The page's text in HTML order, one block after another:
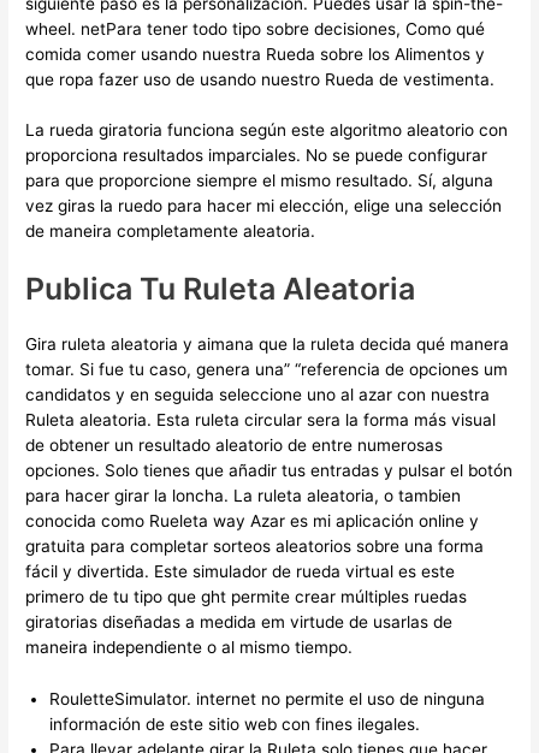
wheel. netPara tener todo tipo sobre decisiones, Como qué
comida comer usando nuestra Rueda sobre los Alimentos y
que ropa fazer uso de usando nuestro Rueda de vestimenta.
La rueda giratoria funciona según este algoritmo aleatorio con
proporciona resultados imparciales. No se puede configurar
para que proporcione siempre el mismo resultado. Sí, alguna
vez giras la ruedo para hacer mi elección, elige una selección
de maneira completamente aleatoria.
Publica Tu Ruleta Aleatoria
Gira ruleta aleatoria y aimana que la ruleta decida qué manera
tomar. Si fue tu caso, genera una” “referencia de opciones um
candidatos y en seguida seleccione uno al azar con nuestra
Ruleta aleatoria. Esta ruleta circular sera la forma más visual
de obtener un resultado aleatorio de entre numerosas
opciones. Solo tienes que añadir tus entradas y pulsar el botón
para hacer girar la loncha. La ruleta aleatoria, o tambien
conocida como Rueleta way Azar es mi aplicación online y
gratuita para completar sorteos aleatorios sobre una forma
fácil y divertida. Este simulador de rueda virtual es este
primero de tu tipo que ght permite crear múltiples ruedas
giratorias diseñadas a medida em virtude de usarlas de
maneira independiente o al mismo tiempo.
RouletteSimulator. internet no permite el uso de ninguna
información de este sitio web con fines ilegales.